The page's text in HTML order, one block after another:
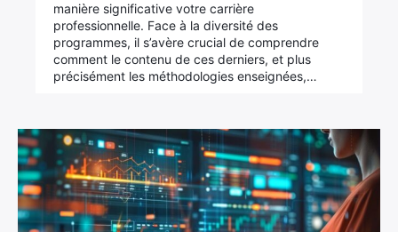
manière significative votre carrière
professionnelle. Face à la diversité des
programmes, il s’avère crucial de comprendre
comment le contenu de ces derniers, et plus
précisément les méthodologies enseignées,…